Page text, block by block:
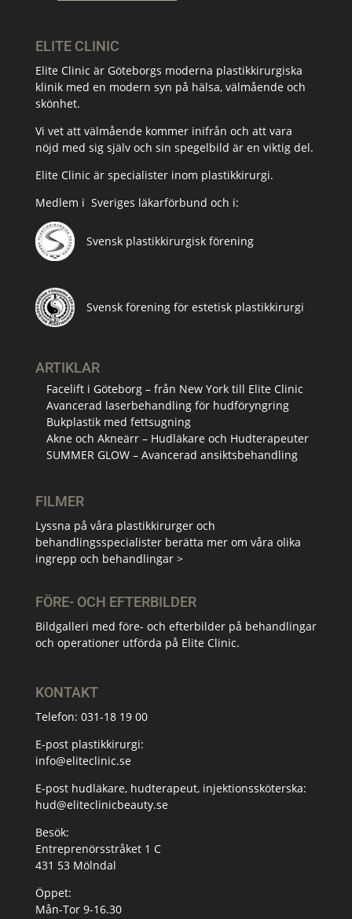
ELITE CLINIC
Elite Clinic är Göteborgs moderna plastikkirurgiska
klinik med en modern syn på hälsa, välmående och
skönhet.
Vi vet att välmående kommer inifrån och att vara
nöjd med sig själv och sin spegelbild är en viktig del.
Elite Clinic är specialister inom plastikkirurgi.
Medlem i Sveriges läkarförbund och i:
Svensk plastikkirurgisk förening
Svensk förening för estetisk plastikkirurgi
ARTIKLAR
Facelift i Göteborg – från New York till Elite Clinic
Avancerad laserbehandling för hudföryngring
Bukplastik med fettsugning
Akne och Akneärr – Hudläkare och Hudterapeuter
SUMMER GLOW – Avancerad ansiktsbehandling
FILMER
Lyssna på våra plastikkirurger och
behandlingsspecialister berätta mer om våra olika
ingrepp och behandlingar >
FÖRE- OCH EFTERBILDER
Bildgalleri med före- och efterbilder på behandlingar
och operationer utförda på Elite Clinic.
KONTAKT
Telefon: 031-18 19 00
E-post plastikkirurgi:
info@eliteclinic.se
E-post hudläkare, hudterapeut, injektionssköterska:
hud@eliteclinicbeauty.se
Besök:
Entreprenörsstråket 1 C
431 53 Mölndal
Öppet:
Mån-Tor 9-16.30